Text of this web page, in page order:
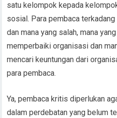
satu kelompok kepada
sosial. Para pembaca
dan mana yang salah, mana
memperbaiki organisasi dan
mencari keuntungan dari
para pembaca.
Ya, pembaca kritis diperlukan
dalam perdebatan yang belum